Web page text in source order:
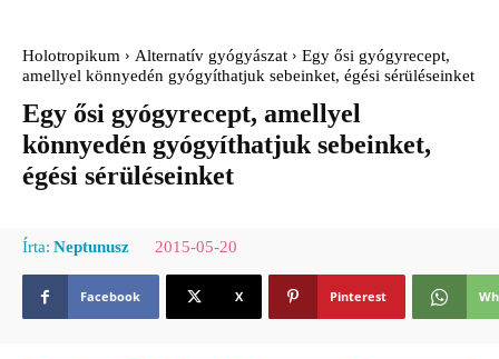
Holotropikum Alternatív gyógyászat
Egy ősi gyógyrecept,
amellyel könnyedén gyógyíthatjuk sebeinket, égési sérüléseinket
Egy ősi gyógyrecept, amellyel
könnyedén gyógyíthatjuk sebeinket,
égési sérüléseinket
Írta: Neptunusz 2015-05-20
Facebook X Pinterest